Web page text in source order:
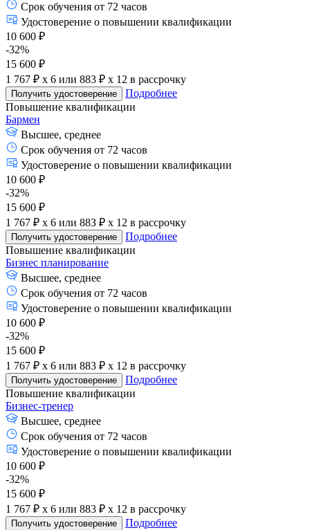
Срок обучения от 72 часов
Удостоверение о повышении квалификации
10 600 ₽
-32%
15 600 ₽
1 767 ₽ x 6 или 883 ₽ x 12 в рассрочку
Получить удостоверение
Подробнее
Повышение квалификации
Бармен
Высшее, среднее
Срок обучения от 72 часов
Удостоверение о повышении квалификации
10 600 ₽
-32%
15 600 ₽
1 767 ₽ x 6 или 883 ₽ x 12 в рассрочку
Получить удостоверение
Подробнее
Повышение квалификации
Бизнес планирование
Высшее, среднее
Срок обучения от 72 часов
Удостоверение о повышении квалификации
10 600 ₽
-32%
15 600 ₽
1 767 ₽ x 6 или 883 ₽ x 12 в рассрочку
Получить удостоверение
Подробнее
Повышение квалификации
Бизнес-тренер
Высшее, среднее
Срок обучения от 72 часов
Удостоверение о повышении квалификации
10 600 ₽
-32%
15 600 ₽
1 767 ₽ x 6 или 883 ₽ x 12 в рассрочку
Получить удостоверение
Подробнее